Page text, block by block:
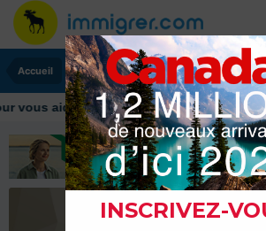
Accueil
vous aider tout au long de votre transition